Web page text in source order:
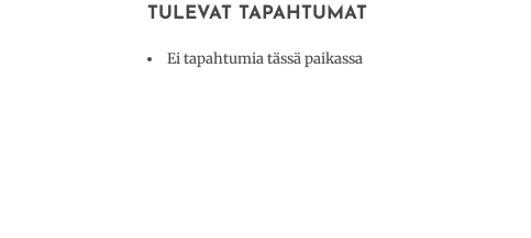
TULEVAT TAPAHTUMAT
Ei tapahtumia tässä paikassa